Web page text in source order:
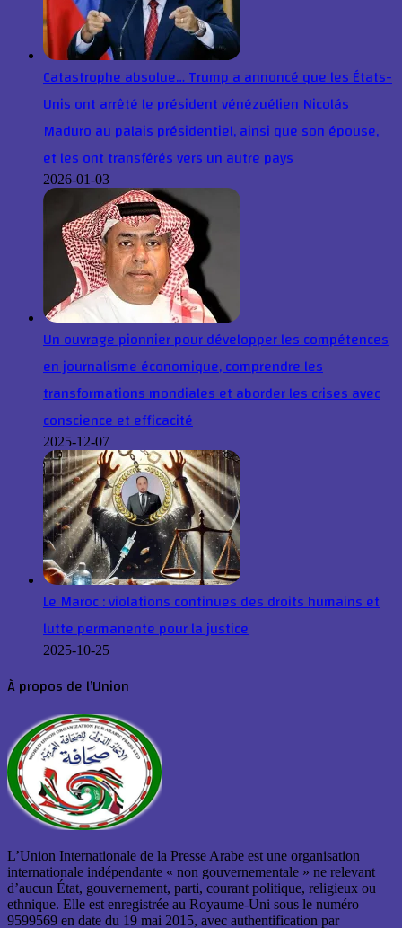
Catastrophe absolue… Trump a annoncé que les États-
Unis ont arrêté le président vénézuélien Nicolás
Maduro au palais présidentiel, ainsi que son épouse,
et les ont transférés vers un autre pays
2026-01-03
Un ouvrage pionnier pour développer les compétences
en journalisme économique, comprendre les
transformations mondiales et aborder les crises avec
conscience et efficacité
2025-12-07
Le Maroc : violations continues des droits humains et
lutte permanente pour la justice
2025-10-25
À propos de l’Union
L’Union Internationale de la Presse Arabe est une organisation
internationale indépendante « non gouvernementale » ne relevant
d’aucun État, gouvernement, parti, courant politique, religieux ou
ethnique. Elle est enregistrée au Royaume-Uni sous le numéro
9599569 en date du 19 mai 2015, avec authentification par